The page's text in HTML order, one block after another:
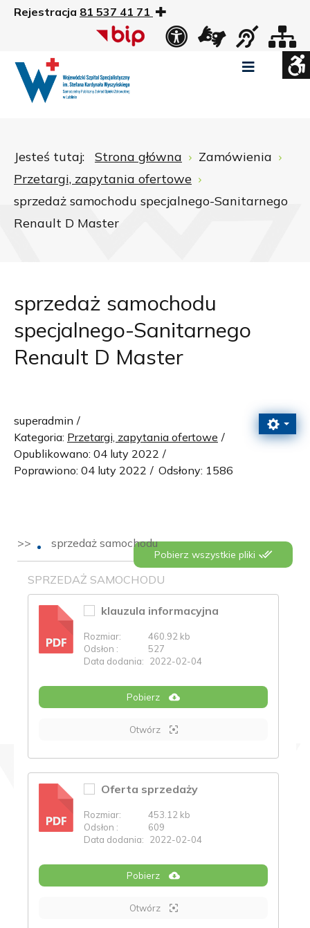
Rejestracja 81 537 41 71
Widok
Jesteś tutaj: Strona główna
Zamówienia
Przetargi, zapytania ofertowe
sprzedaż samochodu specjalnego-Sanitarnego
Renault D Master
sprzedaż samochodu
specjalnego-Sanitarnego
Renault D Master
superadmin
Kategoria: Przetargi, zapytania ofertowe
Opublikowano: 04 luty 2022
Poprawiono: 04 luty 2022
Odsłony: 1586
sprzedaż samochodu
Pobierz wszystkie pliki
SPRZEDAŻ SAMOCHODU
PDF
klauzula informacyjna
Rozmiar:
460.92 kb
Odsłon :
527
Data dodania:
2022-02-04
Pobierz
Otwórz
PDF
Oferta sprzedaży
Rozmiar:
453.12 kb
Odsłon :
609
Data dodania:
2022-02-04
Pobierz
Otwórz